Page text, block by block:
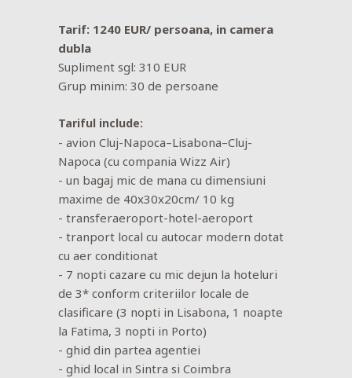
Tarif: 1240 EUR/ persoana, in camera
dubla
Supliment sgl: 310 EUR
Grup minim: 30 de persoane
Tariful include:
- avion Cluj-Napoca–Lisabona–Cluj-
Napoca (cu compania Wizz Air)
- un bagaj mic de mana cu dimensiuni
maxime de 40x30x20cm/ 10 kg
- transferaeroport-hotel-aeroport
- tranport local cu autocar modern dotat
cu aer conditionat
- 7 nopti cazare cu mic dejun la hoteluri
de 3* conform criteriilor locale de
clasificare (3 nopti in Lisabona, 1 noapte
la Fatima, 3 nopti in Porto)
- ghid din partea agentiei
- ghid local in Sintra si Coimbra